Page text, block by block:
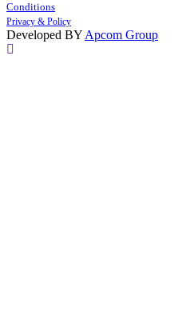
Conditions
Privacy & Policy
Developed BY Apcom Group